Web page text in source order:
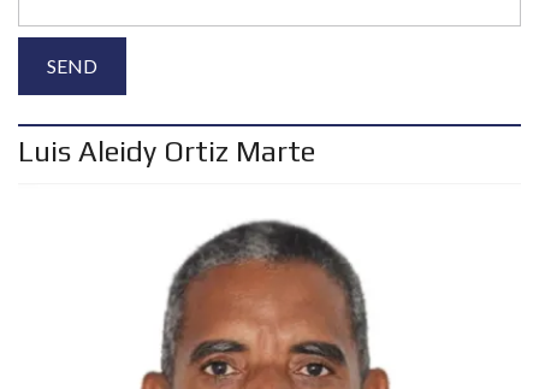
Luis Aleidy Ortiz Marte